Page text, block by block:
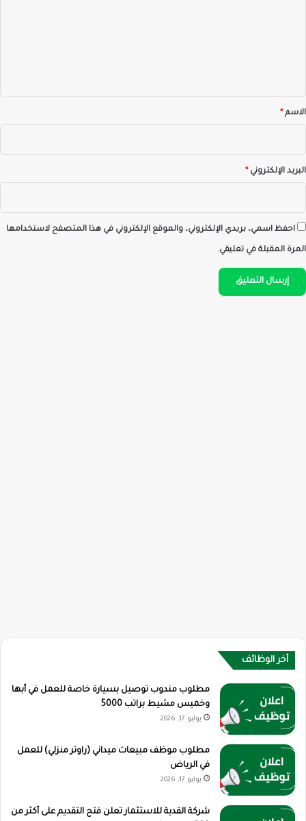
*الاسم *
البريد الإلكتروني *
احفظ اسمي، بريدي الإلكتروني، والموقع الإلكتروني في هذا المتصفح لاستخدامها
المرة المقبلة في تعليقي.
أخر الوظائف
مطلوب مندوب توصيل بسيارة خاصة للعمل في أبها
وخميس مشيط براتب 5000
يوليو 17, 2026
مطلوب موظف مبيعات ميداني (راوتر منزلي) للعمل
في الرياض
يوليو 17, 2026
شركة القدية للاستثمار تعلن فتح التقديم على أكثر من